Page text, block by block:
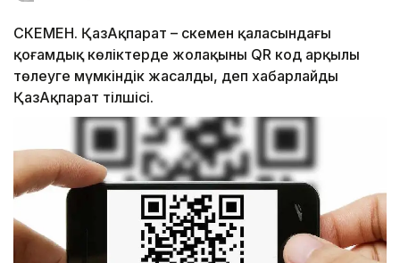
ӨСКЕМЕН. ҚазАқпарат – Өскемен қаласындағы
қоғамдық көліктерде жолақыны QR код арқылы
төлеуге мүмкіндік жасалды, деп хабарлайды
ҚазАқпарат тілшісі.